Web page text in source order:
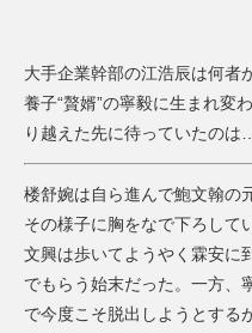
大手企業幹部の江浩辰は何者
養子“贅婿”の寧毅に生まれ変
り越えた先に待っていたのは…
楼舒婉は自ら進んで鮑文翰の
その様子に胸をなで下ろして
文興は歩いてようやく霖安に
でもらう始末だった。一方、
で今度こそ脱出しようとする